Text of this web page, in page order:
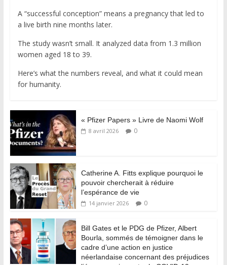
A “successful conception” means a pregnancy that led to
a live birth nine months later.
The study wasn’t small. It analyzed data from 1.3 million
women aged 18 to 39.
Here’s what the numbers reveal, and what it could mean
for humanity.
« Pfizer Papers » Livre de Naomi Wolf
8 avril 2026 0
Catherine A. Fitts explique pourquoi le
pouvoir chercherait à réduire
l’espérance de vie
14 janvier 2026 0
Bill Gates et le PDG de Pfizer, Albert
Bourla, sommés de témoigner dans le
cadre d’une action en justice
néerlandaise concernant des préjudices